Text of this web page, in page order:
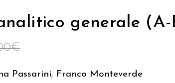
generale (A-
€
Passarini, Franco Monteverde